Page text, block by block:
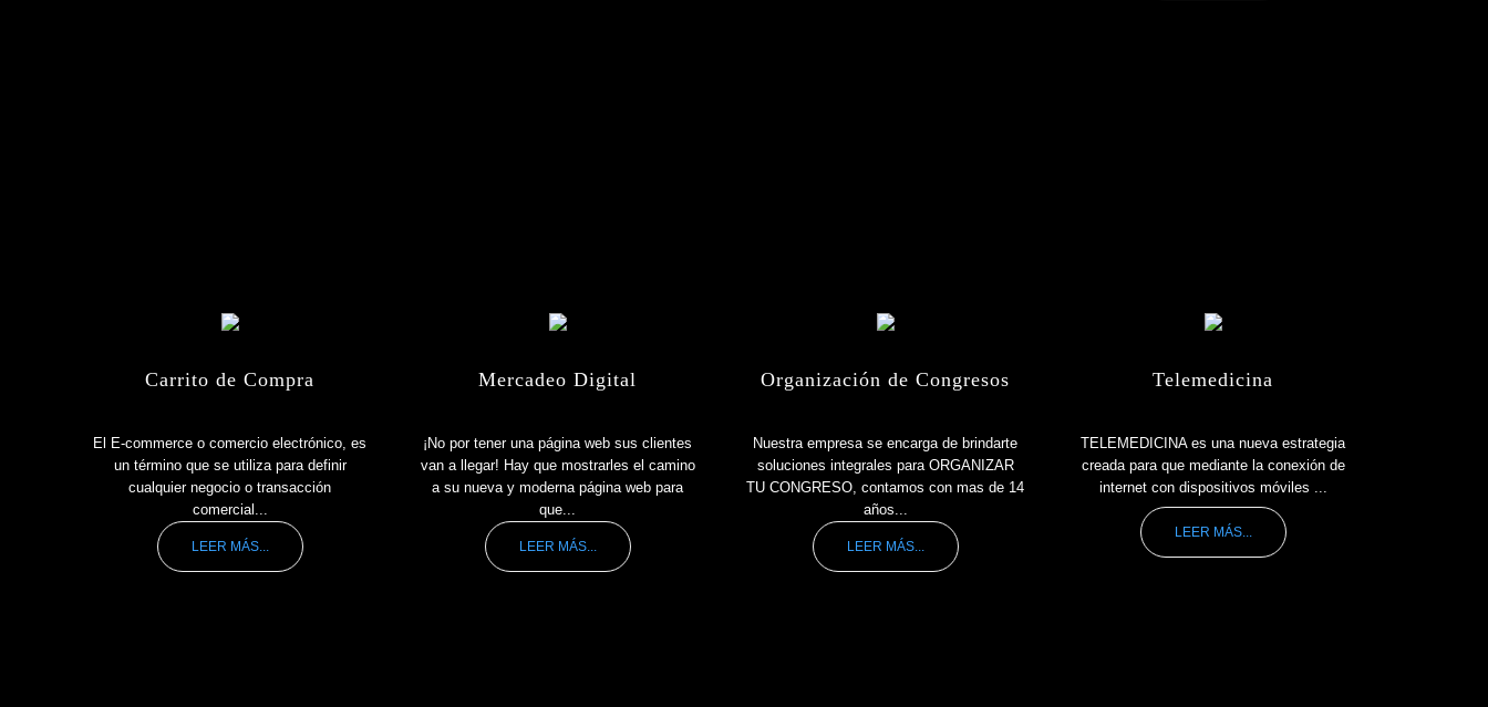
Carrito de Compra
El E-commerce o comercio electrónico, es
un término que se utiliza para definir
cualquier negocio o transacción
comercial...
LEER MÁS...
Mercadeo Digital
¡No por tener una página web sus clientes
van a llegar! Hay que mostrarles el camino
a su nueva y moderna página web para
que...
LEER MÁS...
Organización de Congresos
Nuestra empresa se encarga de brindarte
soluciones integrales para ORGANIZAR
TU CONGRESO, contamos con mas de 14
años...
LEER MÁS...
Telemedicina
TELEMEDICINA es una nueva estrategia
creada para que mediante la conexión de
internet con dispositivos móviles ...
LEER MÁS...